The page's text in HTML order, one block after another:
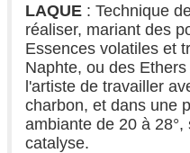
LAQUE : Technique
réaliser, mariant des
Essences volatiles et
Naphte, ou des
l'artiste de travailler
charbon, et dans une
ambiante de 20 à
catalyse.